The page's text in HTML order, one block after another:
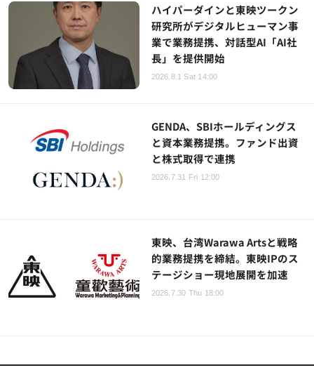
ハイパーダインと東映ツークン
研究所がデジタルヒューマン事
業で業務提携、対話型AI「AI社
長」を提供開始
2026.8.1 Sat 14:00
GENDA、SBIホールディングス
と資本業務提携。ファンド出資
と株式取得で連携
2026.7.31 Fri 12:00
東映、台湾Warawa Artsと戦略
的業務提携を締結。東映IPのス
テージショー現地展開を加速
2026.7.30 Thu 18:00